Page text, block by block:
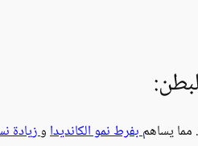
مما يساهمبفرط نمو الكانديداوزيادة